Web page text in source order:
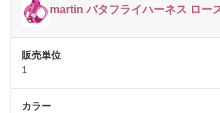
martin バタフライハーネス ロー
1